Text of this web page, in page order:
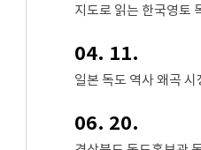
지도로 읽는 한국영토
04. 11.
일본 독도 역사 왜곡 시
06. 20.